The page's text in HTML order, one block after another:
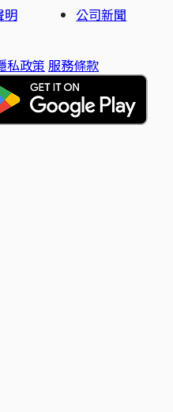
明
公司新聞
私政策 服務條款